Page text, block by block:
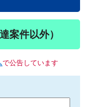
案件以外）
で公告しています